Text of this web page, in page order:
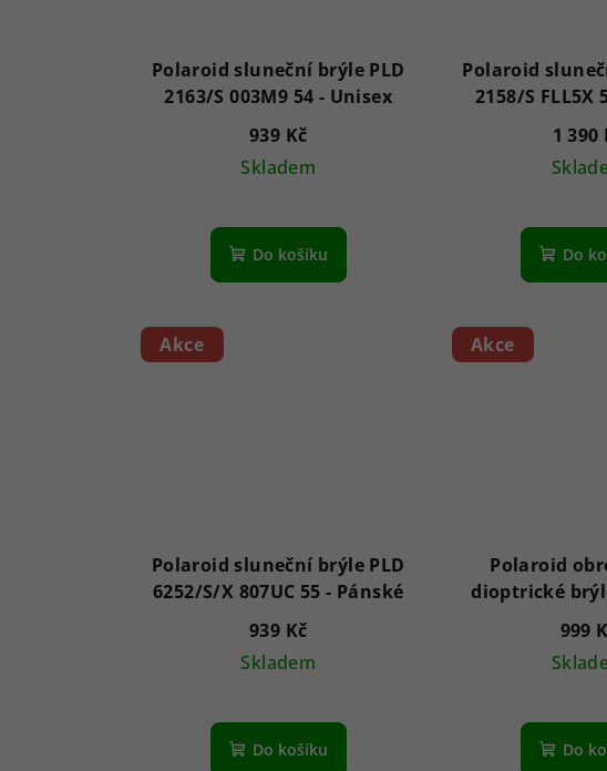
Polaroid sluneční brýle PLD
2163/S 003M9 54 - Unisex
939 Kč
Skladem
Do košíku
Polaroid
1 390
Do
Akce
Polaroid sluneční brýle PLD
6252/S/X 807UC 55 - Pánské
939 Kč
Skladem
Do košíku
Akce
Polaroid
dioptrické
00316
999
Do